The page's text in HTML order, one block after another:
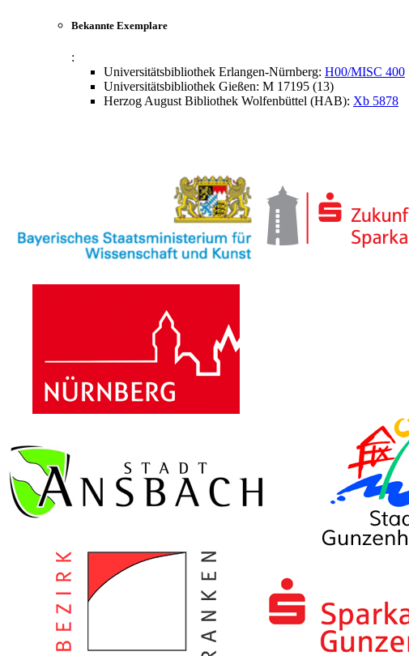
Bekannte Exemplare
:
Universitätsbibliothek Erlangen-Nürnberg: H00/MISC 400
Universitätsbibliothek Gießen: M 17195 (13)
Herzog August Bibliothek Wolfenbüttel (HAB): Xb 5878